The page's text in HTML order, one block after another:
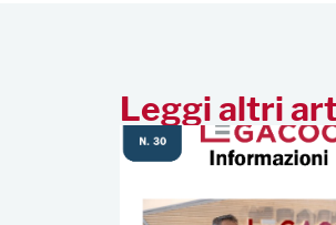
Leggi altri